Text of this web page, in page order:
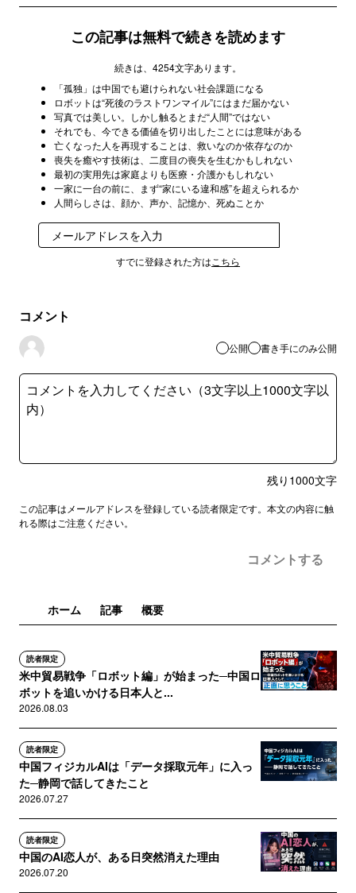
この記事は無料で続きを読めます
続きは、4254文字あります。
「孤独」は中国でも避けられない社会課題になる
ロボットは“死後のラストワンマイル”にはまだ届かない
写真では美しい。しかし触るとまだ“人間”ではない
それでも、今できる価値を切り出したことには意味がある
亡くなった人を再現することは、救いなのか依存なのか
喪失を癒やす技術は、二度目の喪失を生むかもしれない
最初の実用先は家庭よりも医療・介護かもしれない
一家に一台の前に、まず“家にいる違和感”を超えられるか
人間らしさは、顔か、声か、記憶か、死ぬことか
すでに登録された方は こちら
コメント
公開 書き手にのみ公開
残り 1000文字
この記事はメールアドレスを登録している読者限定です。本文の内容に触
れる際はご注意ください。
コメントする
ホーム 記事 概要
読者限定
米中貿易戦争「ロボット編」が始まった─中国ロ
ボットを追いかける日本人と...
2026.08.03
読者限定
中国フィジカルAIは「データ採取元年」に入っ
た─静岡で話してきたこと
2026.07.27
読者限定
中国のAI恋人が、ある日突然消えた理由
2026.07.20